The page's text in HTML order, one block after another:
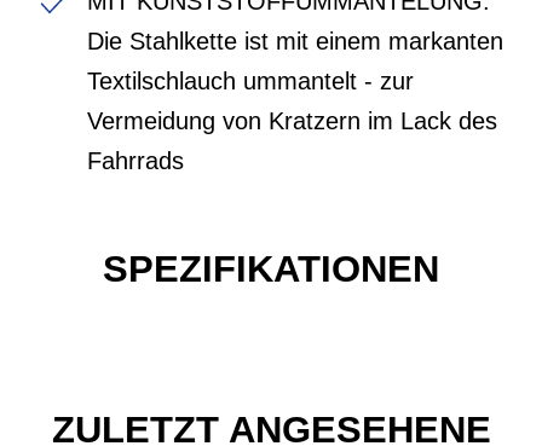
Die Stahlkette ist mit einem markanten
Textilschlauch ummantelt - zur
Vermeidung von Kratzern im Lack des
Fahrrads
SPEZIFIKATIONEN
ZULETZT ANGESEHENE